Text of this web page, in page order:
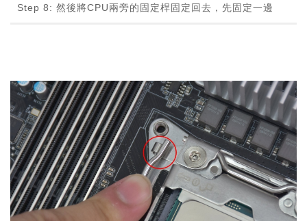
Step 8: 然後將CPU兩旁的固定桿固定回去，先固定一邊